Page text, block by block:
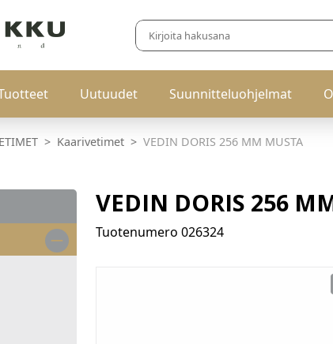
Uutuudet Suunnitteluohjelmat
Kaarivetimet VEDIN DORIS 256 MM MUSTA
VEDIN DORIS 256
Tuotenumero 026324